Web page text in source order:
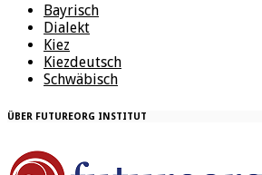
Bayrisch
Dialekt
Kiez
Kiezdeutsch
Schwäbisch
ÜBER FUTUREORG INSTITUT